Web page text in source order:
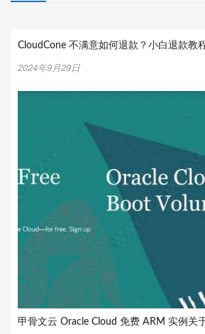
CloudCone 不满意如何退款？小白退款教
2024年9月29日
甲骨文云 Oracle Cloud 免费 ARM 实例关